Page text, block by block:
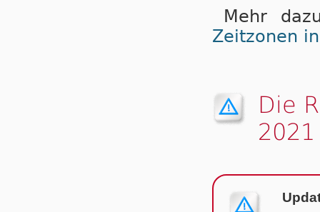
Mehr
Zeitzonen
Die
2021